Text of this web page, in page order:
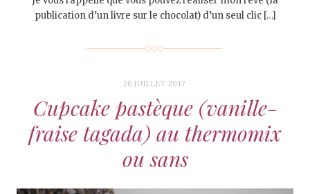
publication d’un livre sur le chocolat) d’un seul clic […]
26 JUILLET 2017
Cupcake pastèque (vanille-
fraise tagada) au thermomix
ou sans